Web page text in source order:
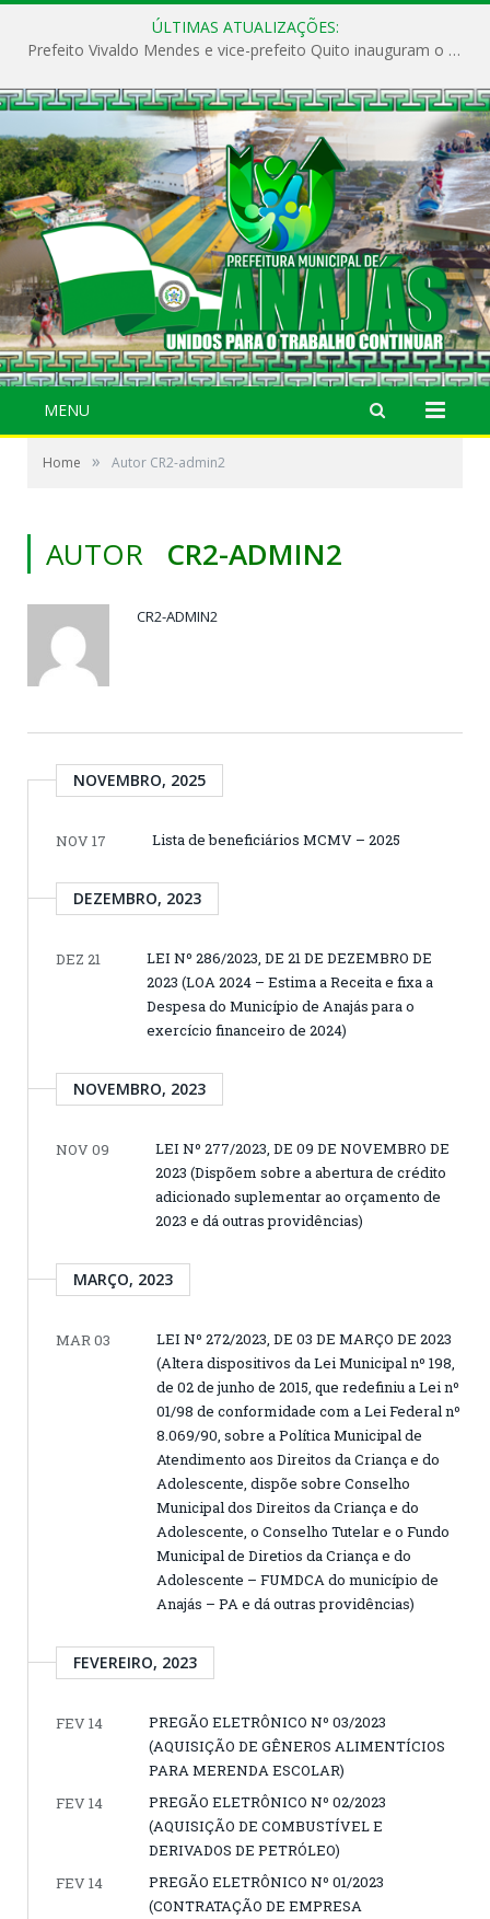
ÚLTIMAS ATUALIZAÇÕES:
Prefeito Vivaldo Mendes e vice-prefeito Quito inauguram o CAPS e fortalecem a saúde pública em Anajás.
MENU
Home » Autor CR2-admin2
AUTOR CR2-ADMIN2
CR2-ADMIN2
NOVEMBRO, 2025
NOV 17 Lista de beneficiários MCMV – 2025
DEZEMBRO, 2023
DEZ 21
LEI Nº 286/2023, DE 21 DE DEZEMBRO DE
2023 (LOA 2024 – Estima a Receita e fixa a
Despesa do Município de Anajás para o
exercício financeiro de 2024)
NOVEMBRO, 2023
NOV 09
LEI Nº 277/2023, DE 09 DE NOVEMBRO DE
2023 (Dispõem sobre a abertura de crédito
adicionado suplementar ao orçamento de
2023 e dá outras providências)
MARÇO, 2023
MAR 03
LEI Nº 272/2023, DE 03 DE MARÇO DE 2023
(Altera dispositivos da Lei Municipal nº 198,
de 02 de junho de 2015, que redefiniu a Lei nº
01/98 de conformidade com a Lei Federal nº
8.069/90, sobre a Política Municipal de
Atendimento aos Direitos da Criança e do
Adolescente, dispõe sobre Conselho
Municipal dos Direitos da Criança e do
Adolescente, o Conselho Tutelar e o Fundo
Municipal de Diretios da Criança e do
Adolescente – FUMDCA do município de
Anajás – PA e dá outras providências)
FEVEREIRO, 2023
FEV 14
PREGÃO ELETRÔNICO Nº 03/2023
(AQUISIÇÃO DE GÊNEROS ALIMENTÍCIOS
PARA MERENDA ESCOLAR)
FEV 14
PREGÃO ELETRÔNICO Nº 02/2023
(AQUISIÇÃO DE COMBUSTÍVEL E
DERIVADOS DE PETRÓLEO)
FEV 14
PREGÃO ELETRÔNICO Nº 01/2023
(CONTRATAÇÃO DE EMPRESA